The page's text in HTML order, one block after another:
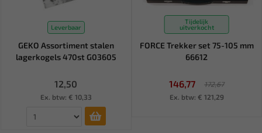
Leverbaar
GEKO Assortiment stalen
lagerkogels 470st G03605
12,50
Ex. btw: € 10,33
Tijdelijk
uitverkocht
FORCE Trekker set 75-105 mm
66612
146,77
172,67
Ex. btw: € 121,29